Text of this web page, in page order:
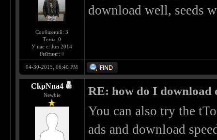
Сообщений: 3
Темы: 0
У нас с: Jun 2014
Рейтинг: 0
download well, seeds
04-30-2015, 06:40 PM
CkpNna4
Newbie RE: how do I download
You can also try the
ads and download